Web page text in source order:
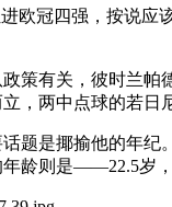
欧冠四强，按说
有关，彼时兰帕
，两中点球的若日
题是揶揄他的年
龄则是——22.5岁